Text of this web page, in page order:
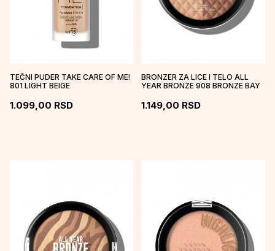
TEČNI PUDER TAKE CARE OF ME!
801 LIGHT BEIGE
1.099,00 RSD
BRONZER ZA LICE I TELO ALL
YEAR BRONZE 908 BRONZE BAY
1.149,00 RSD